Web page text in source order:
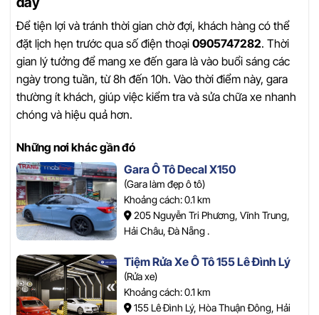
Để tiện lợi và tránh thời gian chờ đợi, khách hàng có thể
đặt lịch hẹn trước qua số điện thoại 0905747282. Thời
gian lý tưởng để mang xe đến gara là vào buổi sáng các
ngày trong tuần, từ 8h đến 10h. Vào thời điểm này, gara
thường ít khách, giúp việc kiểm tra và sửa chữa xe nhanh
chóng và hiệu quả hơn.
Những nơi khác gần đó
Gara Ô Tô Decal X150
(Gara làm đẹp ô tô)
Khoảng cách: 0.1 km
205 Nguyễn Tri Phương, Vĩnh Trung,
Hải Châu, Đà Nẵng .
Tiệm Rửa Xe Ô Tô 155 Lê Đình Lý
(Rửa xe)
Khoảng cách: 0.1 km
155 Lê Đình Lý, Hòa Thuận Đông, Hải